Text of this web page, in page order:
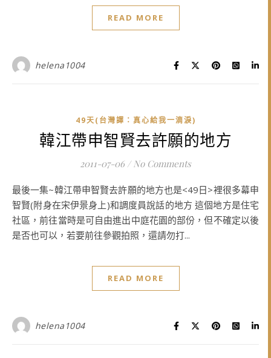
READ MORE
helena1004
49天(台灣譯：真心給我一滴淚)
韓江帶申智賢去許願的地方
2011-07-06 / No Comments
最後一集~韓江帶申智賢去許願的地方也是<49日>裡很多幕申
智賢(附身在宋伊景身上)和調度員說話的地方 這個地方是住宅
社區，前往當時是可自由進出中庭花園的部份，但不確定以後
是否也可以，若要前往參觀拍照，還請勿打...
READ MORE
helena1004